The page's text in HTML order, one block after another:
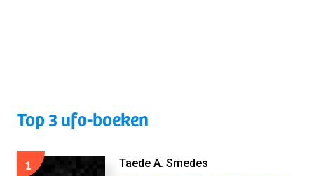
Top 3 ufo-boeken
1 Taede A. Smedes